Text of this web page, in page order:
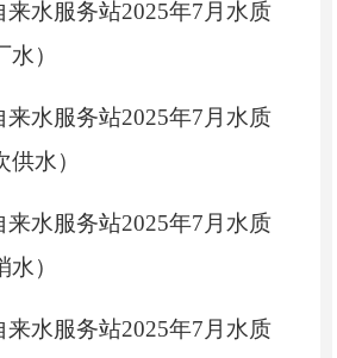
来水服务站2025年7月水质
）
来水服务站2025年7月水质
水）
来水服务站2025年7月水质
）
来水服务站2025年7月水质